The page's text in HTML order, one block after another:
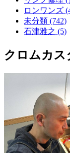
ロンワンズ
未分類 (742)
石津雅之 (5)
クロムカス